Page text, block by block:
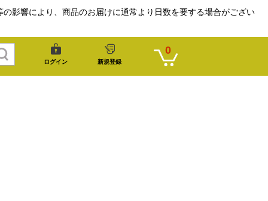
影響により、商品のお届けに通常より日数を要する場合がござい
ログイン 新規登録
0